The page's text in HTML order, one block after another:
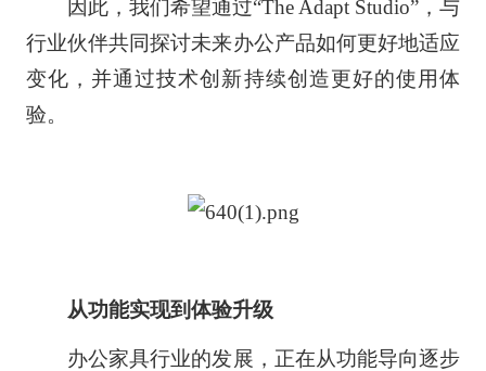
因此，我们希望通过“The Adapt Studio”，与
行业伙伴共同探讨未来办公产品如何更好地适应
变化，并通过技术创新持续创造更好的使用体
验。
从功能实现到体验升级
办公家具行业的发展，正在从功能导向逐步